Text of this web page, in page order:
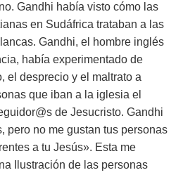
Gandhi había visto cómo las
en Sudáfrica trataban a las
Gandhi, el hombre inglés
había experimentado de
el desprecio y el maltrato a
que iban a la iglesia el
de Jesucristo. Gandhi
pero no me gustan tus personas
a tu Jesús». Esta me
Ilustración de las personas